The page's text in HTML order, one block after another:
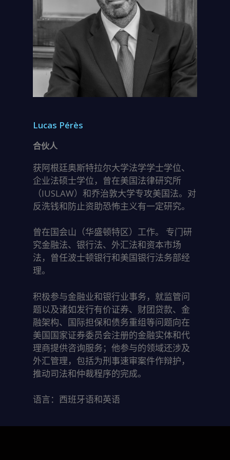
Lucas Pérès
合伙人
获阿根廷奥斯特拉尔大学法学学士学位、
企业法硕士学位，曾在美国法律研究所
（IUSLAW）和乔治敦大学专攻美国法。对
反洗钱和防止资助恐怖主义有一定研究。
曾在国会山（华盛顿特区）工作。 专门研
究金融法、银行法、外汇法和资本市场
法，曾任波士顿银行和美国银行法务部经
理。
积极参与金融业和银行业事务，就监管问
题以及诸如发行有价证券、财团贷款、金
融架构、国际担保和债务重组等问题向在
美国国家证券委员会注册的金融实体和代
理商提供咨询服务；他参与的领域还涉及
外汇管理，包括为刑事速审案件作辩护，
推动司法和仲裁程序的完成。
语言：西班牙语和英语